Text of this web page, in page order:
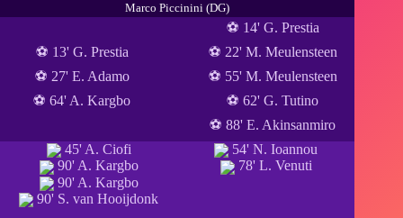
Marco Piccinini (DG)
⚽ 13' G. Prestia
⚽ 27' E. Adamo
⚽ 64' A. Kargbo
⚽ 14' G. Prestia
⚽ 22' M. Meulensteen
⚽ 55' M. Meulensteen
⚽ 62' G. Tutino
⚽ 88' E. Akinsanmiro
45' A. Ciofi
90' A. Kargbo
90' A. Kargbo
90' S. van Hooijdonk
54' N. Ioannou
78' L. Venuti